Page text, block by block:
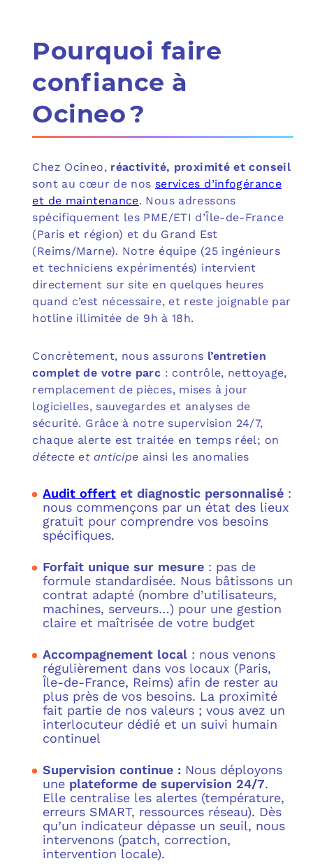
Pourquoi faire
confiance à
Ocineo ?
Chez Ocineo, réactivité, proximité et conseil
sont au cœur de nos services d’infogérance
et de maintenance. Nous adressons
spécifiquement les PME/ETI d’Île-de-France
(Paris et région) et du Grand Est
(Reims/Marne). Notre équipe (25 ingénieurs
et techniciens expérimentés) intervient
directement sur site en quelques heures
quand c’est nécessaire, et reste joignable par
hotline illimitée de 9h à 18h.
Concrètement, nous assurons l’entretien
complet de votre parc : contrôle, nettoyage,
remplacement de pièces, mises à jour
logicielles, sauvegardes et analyses de
sécurité. Grâce à notre supervision 24/7,
chaque alerte est traitée en temps réel; on
détecte et anticipe ainsi les anomalies
Audit offert et diagnostic personnalisé :
nous commençons par un état des lieux
gratuit pour comprendre vos besoins
spécifiques.
Forfait unique sur mesure : pas de
formule standardisée. Nous bâtissons un
contrat adapté (nombre d’utilisateurs,
machines, serveurs…) pour une gestion
claire et maîtrisée de votre budget
Accompagnement local : nous venons
régulièrement dans vos locaux (Paris,
Île-de-France, Reims) afin de rester au
plus près de vos besoins. La proximité
fait partie de nos valeurs ; vous avez un
interlocuteur dédié et un suivi humain
continuel
Supervision continue : Nous déployons
une plateforme de supervision 24/7.
Elle centralise les alertes (température,
erreurs SMART, ressources réseau). Dès
qu’un indicateur dépasse un seuil, nous
intervenons (patch, correction,
intervention locale).